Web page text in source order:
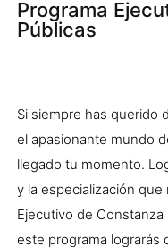
Programa
Públicas
Si siempre has querido
el apasionante mundo
llegado tu momento.
y la especialización
Ejecutivo de
este programa lograrás